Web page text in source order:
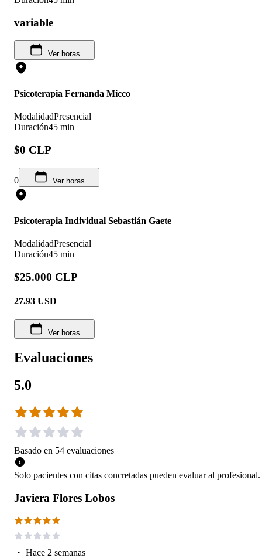
variable
Ver horas
Psicoterapia Fernanda Micco
ModalidadPresencial
Duración45 min
$0 CLP
0 Ver horas
Psicoterapia Individual Sebastián Gaete
ModalidadPresencial
Duración45 min
$25.000 CLP
27.93 USD
Ver horas
Evaluaciones
5.0
Basado en 54 evaluaciones
Solo pacientes con citas concretadas pueden evaluar al profesional.
Javiera Flores Lobos
・ Hace 2 semanas